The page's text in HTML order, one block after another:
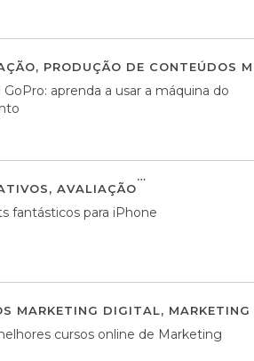
, PRODUÇÃO DE CONTEÚDOS
GoPro: aprenda a usar a máquina do
, AVALIAÇÃO
fantásticos para iPhone
MARKETING DIGITAL,
cursos online de Marketing